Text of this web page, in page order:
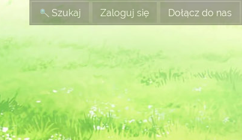
Szukaj Zaloguj się Dołącz do nas